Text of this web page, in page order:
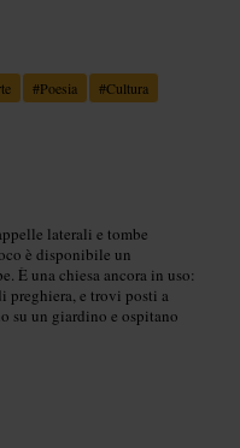
#Poesia #Cultura
laterali e tombe
è disponibile un
È una chiesa ancora in uso:
preghiera, e trovi posti a
su un giardino e ospitano